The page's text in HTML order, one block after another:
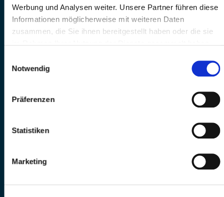
Werbung und Analysen weiter. Unsere Partner führen diese
Informationen möglicherweise mit weiteren Daten
zusammen, die Sie ihnen bereitgestellt haben oder die sie
Notwendig
Präferenzen
Statistiken
Marketing
MS Sports AG • Sonnenrain 3b • CH-6221
Rickenbach
MS Sports folgen